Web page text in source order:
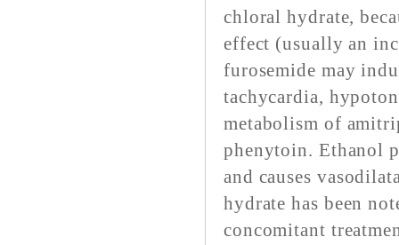
chloral hydrate,
effect (usually an
furosemide may
tachycardia,
metabolism of
phenytoin. Ethanol
and causes
hydrate has been
concomitant